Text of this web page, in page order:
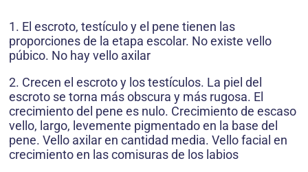
1. El escroto, testículo y el pene tienen las
proporciones de la etapa escolar. No existe vello
púbico. No hay vello axilar
2. Crecen el escroto y los testículos. La piel del
escroto se torna más obscura y más rugosa. El
crecimiento del pene es nulo. Crecimiento de escaso
vello, largo, levemente pigmentado en la base del
pene. Vello axilar en cantidad media. Vello facial en
crecimiento en las comisuras de los labios